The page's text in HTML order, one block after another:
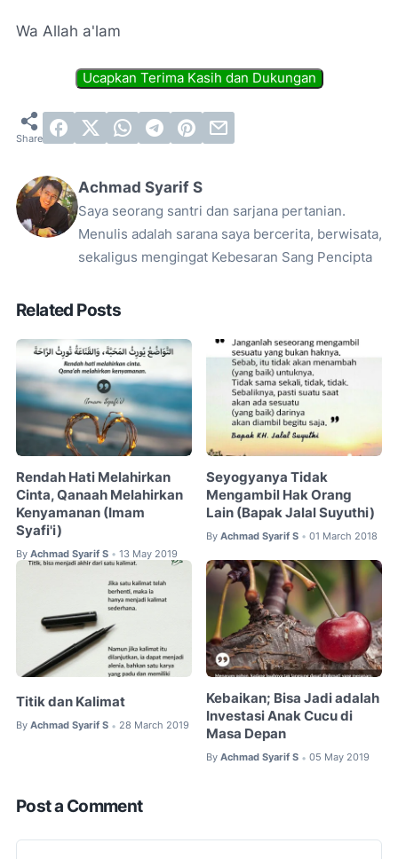
Wa Allah a'lam
Achmad Syarif S
Saya seorang santri dan sarjana pertanian.
Menulis adalah sarana saya bercerita, berwisata,
sekaligus mengingat Kebesaran Sang Pencipta
Related Posts
Rendah Hati Melahirkan
Cinta, Qanaah Melahirkan
Kenyamanan (Imam
Syafi'i)
By Achmad Syarif S • 13 May 2019
Seyogyanya Tidak
Mengambil Hak Orang
Lain (Bapak Jalal Suyuthi)
By Achmad Syarif S • 01 March 2018
Titik dan Kalimat
By Achmad Syarif S • 28 March 2019
Kebaikan; Bisa Jadi adalah
Investasi Anak Cucu di
Masa Depan
By Achmad Syarif S • 05 May 2019
Post a Comment